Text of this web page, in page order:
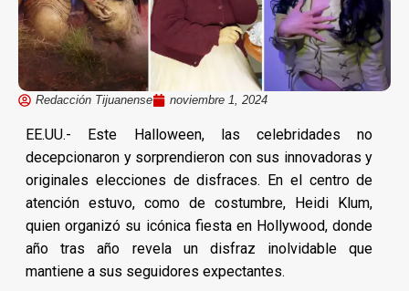
Redacción Tijuanense noviembre 1, 2024
EE.UU.- Este Halloween, las celebridades no
decepcionaron y sorprendieron con sus innovadoras y
originales elecciones de disfraces. En el centro de
atención estuvo, como de costumbre, Heidi Klum,
quien organizó su icónica fiesta en Hollywood, donde
año tras año revela un disfraz inolvidable que
mantiene a sus seguidores expectantes.